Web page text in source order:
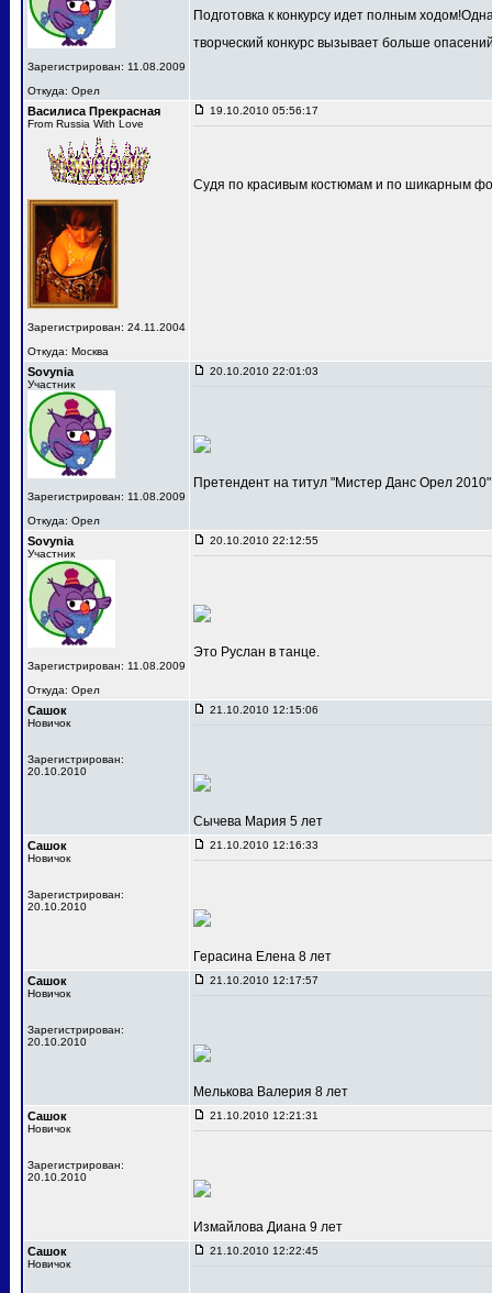
Зарегистрирован: 11.08.2009
Откуда: Орел
Подготовка к конкурсу идет полным
творческий конкурс вызывает больше
Василиса Прекрасная
From Russia With Love
Зарегистрирован: 24.11.2004
Откуда: Москва
19.10.2010 05:56:17
Судя по красивым костюмам и по шикарным
Sovynia
Участник
Зарегистрирован: 11.08.2009
Откуда: Орел
20.10.2010 22:01:03
Претендент на титул "Мистер Данс Орел
Sovynia
Участник
Зарегистрирован: 11.08.2009
Откуда: Орел
20.10.2010 22:12:55
Это Руслан в танце.
Сашок
Новичок
Зарегистрирован:
20.10.2010
21.10.2010 12:15:06
Сычева Мария 5 лет
Сашок
Новичок
Зарегистрирован:
20.10.2010
21.10.2010 12:16:33
Герасина Елена 8 лет
Сашок
Новичок
Зарегистрирован:
20.10.2010
21.10.2010 12:17:57
Мелькова Валерия 8 лет
Сашок
Новичок
Зарегистрирован:
20.10.2010
21.10.2010 12:21:31
Измайлова Диана 9 лет
Сашок
Новичок
21.10.2010 12:22:45